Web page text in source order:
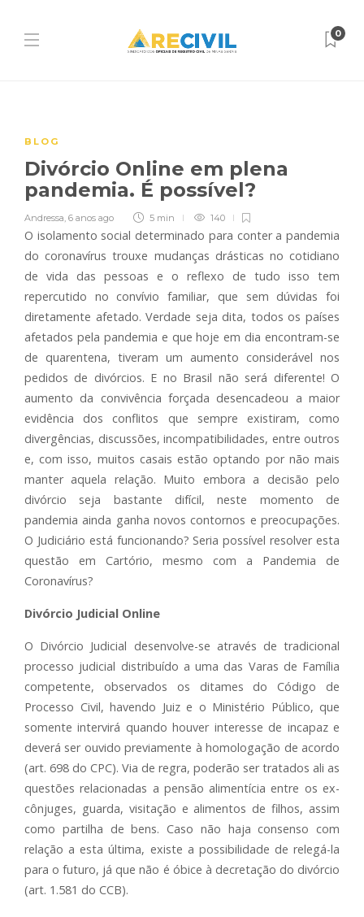
0
BLOG
Divórcio Online em plena
pandemia. É possível?
Andressa, 6 anos ago 5 min 140
O isolamento social determinado para conter a pandemia
do coronavírus trouxe mudanças drásticas no cotidiano
de vida das pessoas e o reflexo de tudo isso tem
repercutido no convívio familiar, que sem dúvidas foi
diretamente afetado. Verdade seja dita, todos os países
afetados pela pandemia e que hoje em dia encontram-se
de quarentena, tiveram um aumento considerável nos
pedidos de divórcios. E no Brasil não será diferente! O
aumento da convivência forçada desencadeou a maior
evidência dos conflitos que sempre existiram, como
divergências, discussões, incompatibilidades, entre outros
e, com isso, muitos casais estão optando por não mais
manter aquela relação. Muito embora a decisão pelo
divórcio seja bastante difícil, neste momento de
pandemia ainda ganha novos contornos e preocupações.
O Judiciário está funcionando? Seria possível resolver esta
questão em Cartório, mesmo com a Pandemia de
Coronavírus?
Divórcio Judicial Online
O Divórcio Judicial desenvolve-se através de tradicional
processo judicial distribuído a uma das Varas de Família
competente, observados os ditames do Código de
Processo Civil, havendo Juiz e o Ministério Público, que
somente intervirá quando houver interesse de incapaz e
deverá ser ouvido previamente à homologação de acordo
(art. 698 do CPC). Via de regra, poderão ser tratados ali as
questões relacionadas a pensão alimentícia entre os ex-
cônjuges, guarda, visitação e alimentos de filhos, assim
como partilha de bens. Caso não haja consenso com
relação a esta última, existe a possibilidade de relegá-la
para o futuro, já que não é óbice à decretação do divórcio
(art. 1.581 do CCB).